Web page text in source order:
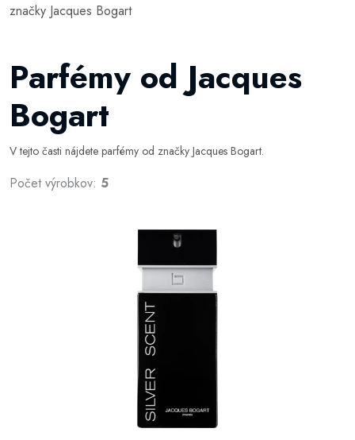
značky Jacques Bogart
Parfémy od Jacques
Bogart
V tejto časti nájdete parfémy od značky Jacques Bogart.
Počet výrobkov: 5